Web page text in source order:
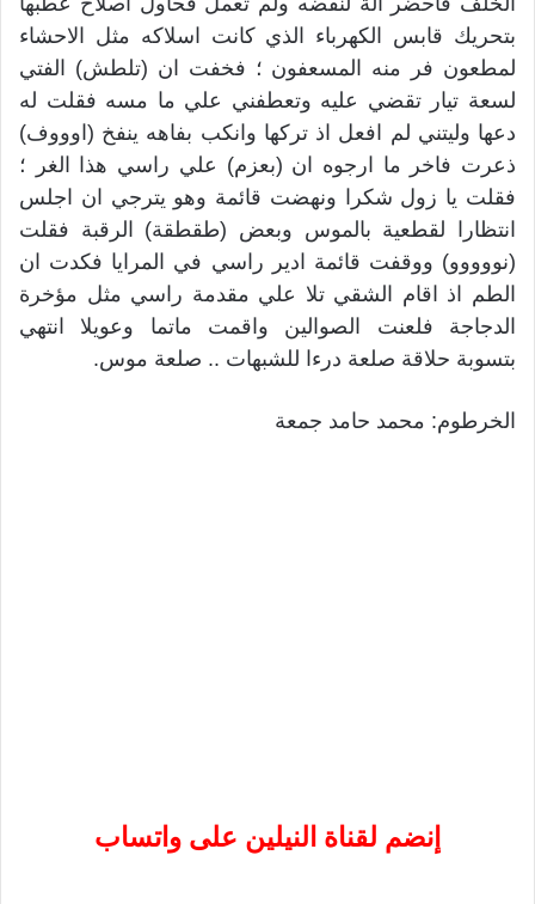
بتحريك قابس الكهرباء الذي كانت اسلاكه مثل الاحشاء
لمطعون فر منه المسعفون ؛ فخفت ان (تلطش) الفتي
لسعة تيار تقضي عليه وتعطفني علي ما مسه فقلت له
دعها وليتني لم افعل اذ تركها وانكب بفاهه ينفخ (اوووف)
ذعرت فاخر ما ارجوه ان (بعزم) علي راسي هذا الغر ؛
فقلت يا زول شكرا ونهضت قائمة وهو يترجي ان اجلس
انتظارا لقطعية بالموس وبعض (طقطقة) الرقبة فقلت
(نووووو) ووقفت قائمة ادير راسي في المرايا فكدت ان
الطم اذ اقام الشقي تلا علي مقدمة راسي مثل مؤخرة
الدجاجة فلعنت الصوالين واقمت ماتما وعويلا انتهي
بتسوبة حلاقة صلعة درءا للشبهات .. صلعة موس.
الخرطوم: محمد حامد جمعة
إنضم لقناة النيلين على واتساب